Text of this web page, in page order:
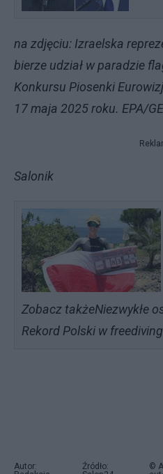
na zdjęciu: Izraelska
bierze udział w paradzie
Konkursu Piosenki
17 maja 2025 roku. EPA/
Salonik
Zobacz takżeNiezwykłe
Rekord Polski w
Autor:
Źródło:
©